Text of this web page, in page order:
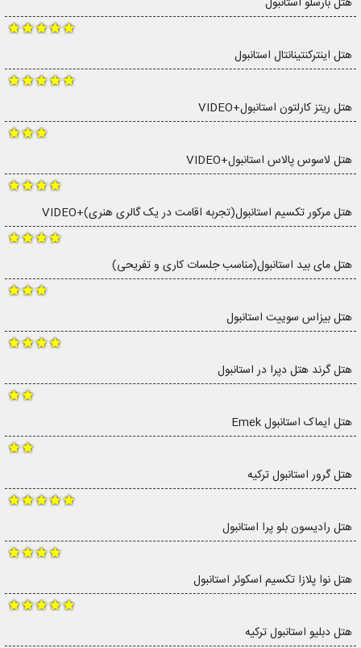
هتل اینترکنتینانتال استانبول
هتل ریتز کارلتون استانبول+VIDEO
هتل لاسوس پالاس استانبول+VIDEO
هتل مرکور تکسیم استانبول(تجربه اقامت در یک گالری هنری)+VIDEO
هتل مای بید استانبول(مناسب جلسات کاری و تفریحی)
هتل بیزاس سوییت استانبول
هتل گرند هتل دپرا در استانبول
هتل ایماک استانبول Emek
هتل گرور استانبول ترکیه
هتل رادیسون بلو پرا استانبول
هتل نوا پلازا تکسیم اسکوئر استانبول
هتل دبلیو استانبول ترکیه